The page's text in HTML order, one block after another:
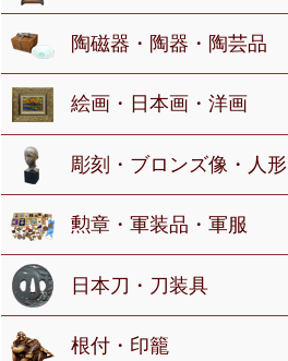
陶磁器・陶器・陶芸品
絵画・日本画・洋画
彫刻・ブロンズ像・人形
勲章・軍装品・軍服
日本刀・刀装具
根付・印籠